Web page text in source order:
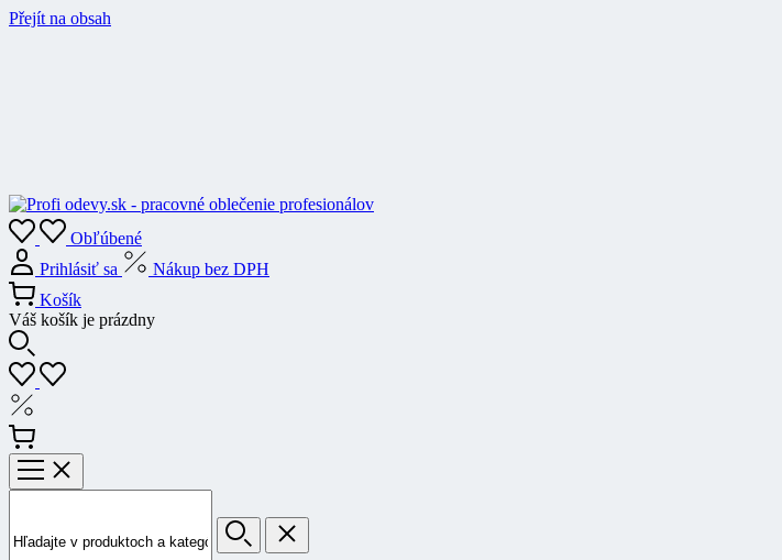
Přejít na obsah
Obľúbené
Prihlásiť sa
Nákup bez DPH
Košík
Váš košík je prázdny